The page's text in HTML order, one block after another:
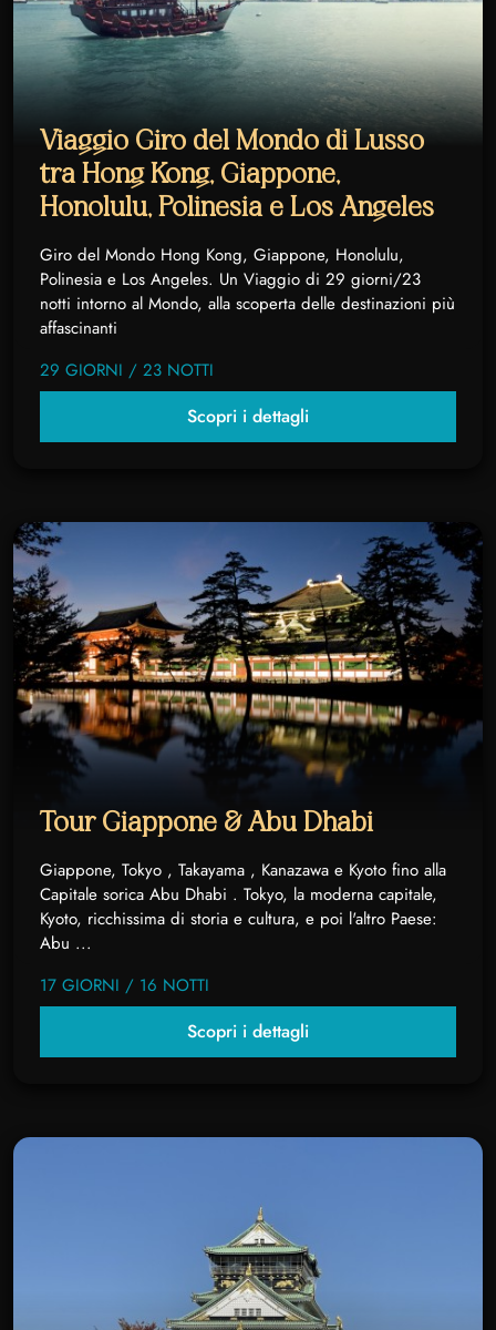
Viaggio Giro del Mondo di Lusso
tra Hong Kong, Giappone,
Honolulu, Polinesia e Los Angeles
Giro del Mondo Hong Kong, Giappone, Honolulu,
Polinesia e Los Angeles. Un Viaggio di 29 giorni/23
notti intorno al Mondo, alla scoperta delle destinazioni più
affascinanti
29 GIORNI / 23 NOTTI
Scopri i dettagli
Tour Giappone & Abu Dhabi
Giappone, Tokyo , Takayama , Kanazawa e Kyoto fino alla
Capitale sorica Abu Dhabi . Tokyo, la moderna capitale,
Kyoto, ricchissima di storia e cultura, e poi l'altro Paese:
Abu ...
17 GIORNI / 16 NOTTI
Scopri i dettagli